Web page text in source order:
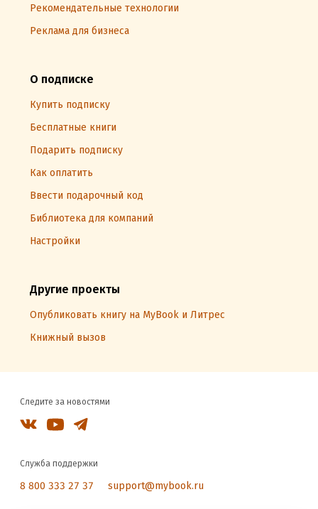
Рекомендательные технологии
Реклама для бизнеса
О подписке
Купить подписку
Бесплатные книги
Подарить подписку
Как оплатить
Ввести подарочный код
Библиотека для компаний
Настройки
Другие проекты
Опубликовать книгу на MyBook и Литрес
Книжный вызов
Следите за новостями
Служба поддержки
8 800 333 27 37 support@mybook.ru